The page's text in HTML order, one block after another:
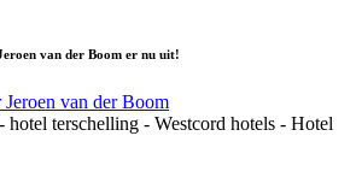
van der Boom er nu uit!
van der Boom